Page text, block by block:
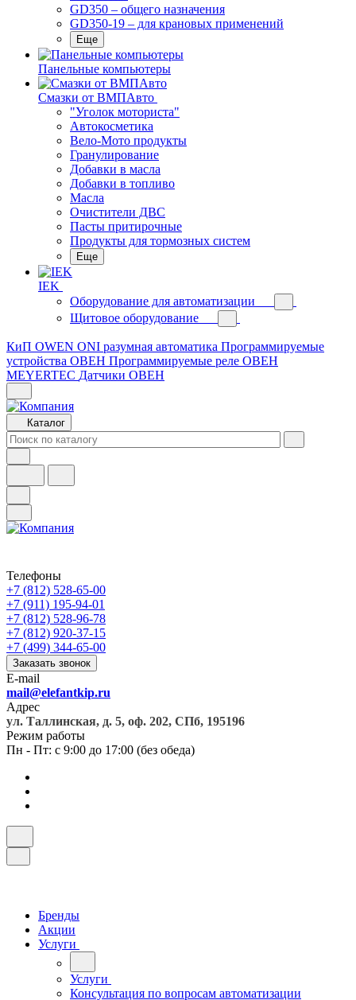
GD350 – общего назначения
GD350-19 – для крановых применений
Еще
Панельные компьютеры
Смазки от ВМПАвто
"Уголок моториста"
Автокосметика
Вело-Мото продукты
Гранулирование
Добавки в масла
Добавки в топливо
Масла
Очистители ДВС
Пасты притирочные
Продукты для тормозных систем
Еще
IEK
Оборудование для автоматизации
Щитовое оборудование
КиП OWEN ONI разумная автоматика Программируемые
устройства ОВЕН Программируемые реле ОВЕН
MEYERTEC Датчики ОВЕН
Каталог
Телефоны
+7 (812) 528-65-00
+7 (911) 195-94-01
+7 (812) 528-96-78
+7 (812) 920-37-15
+7 (499) 344-65-00
Заказать звонок
E-mail
mail@elefantkip.ru
Адрес
ул. Таллинская, д. 5, оф. 202, СПб, 195196
Режим работы
Пн - Пт: с 9:00 до 17:00 (без обеда)
Бренды
Акции
Услуги
Услуги
Консультация по вопросам автоматизации